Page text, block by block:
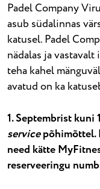
Padel Company
asub südalinnas
katusel. Padel
nädalas ja
teha kahel
avatud on ka
1. Septembrist kuni
servicepõhimõttel.
need kätte
reserveeringu